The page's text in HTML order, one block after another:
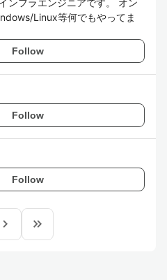
ンフラエンジニアです。 オン
Linux等何でもやってま
Follow
Follow
Follow
navigate_next keyboard_double_arrow_right